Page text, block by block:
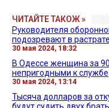
ЧИТАЙТЕ ТАКОЖ »
Руководителя
подозревают в
30 мая 2024, 18:32
В Одессе женщина за
непригодными к службе
30 мая 2024, 13:14
Тысяча долларов за